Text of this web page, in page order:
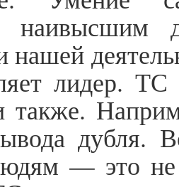
наивысшим
нашей
лидер.
также.
дубля.
— это не